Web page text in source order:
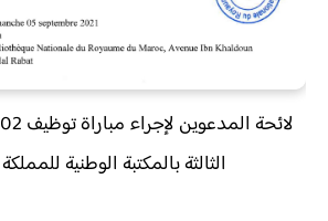
الثالثة بالمكتبة الوطنية